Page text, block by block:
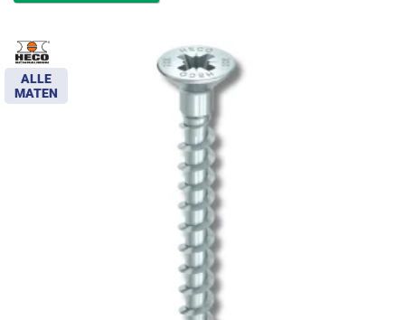
ALLE
MATEN